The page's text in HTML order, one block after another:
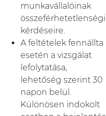
munkavállalóinak
összeférhetetlenségi
kérdéseire.
A feltételek fennállta
esetén a vizsgálat
lefolytatása,
lehetőség szerint 30
napon belül.
Különösen indokolt